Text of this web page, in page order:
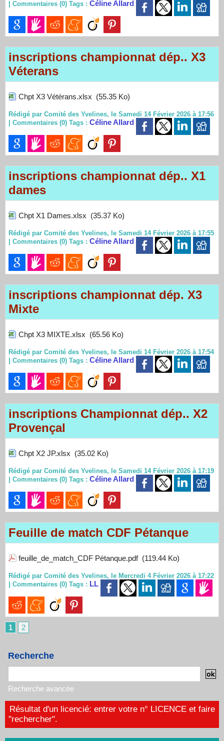
Commentaires (0) Tags : Céline Allard
inscriptions championnat dép.. X3
Véterans
Chpt X3 Vétérans.xlsx (55.35 Ko)
Rédigé par Comité des Yvelines, le Samedi 14 Février 2026 à 17:56
Commentaires (0) Tags : Céline Allard
inscriptions championnat dép.. X1
dames
Chpt X1 Dames.xlsx (35.37 Ko)
Rédigé par Comité des Yvelines, le Samedi 14 Février 2026 à 17:55
Commentaires (0) Tags : Céline Allard
inscriptions championnat dép. X3
Mixte
Chpt X3 MIXTE.xlsx (65.56 Ko)
Rédigé par Comité des Yvelines, le Samedi 14 Février 2026 à 17:54
Commentaires (0) Tags : Céline Allard
inscriptions Championnat dép.. X2
Provençal
Chpt X2 JP.xlsx (35.02 Ko)
Rédigé par Comité des Yvelines, le Samedi 14 Février 2026 à 17:19
Commentaires (0) Tags : Céline Allard
Feuille de match CDF Pétanque
feuille_de_match_CDF Pétanque.pdf (119.44 Ko)
Rédigé par Comité des Yvelines, le Mercredi 4 Février 2026 à 17:22
Commentaires (0) Tags : LL
1 2
Recherche
Recherche avancée
Résultat d'un licencié: entrer votre n° LICENCE et faire
"rechercher".